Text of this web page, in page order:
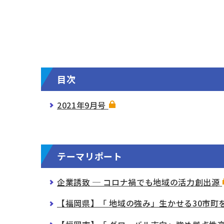
目次
2021年9月号
テーマリポート
企業誘致 ─ コロナ禍でも地域の活力創出源
【福岡県】「 地域の強み」生かせる30市町